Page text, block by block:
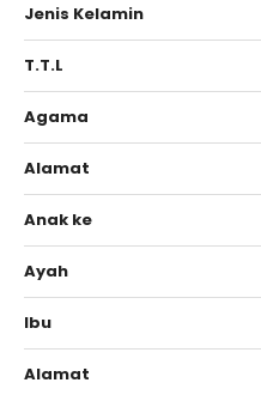
Jenis Kelamin
T.T.L
Agama
Alamat
Anak ke
Ayah
Ibu
Alamat